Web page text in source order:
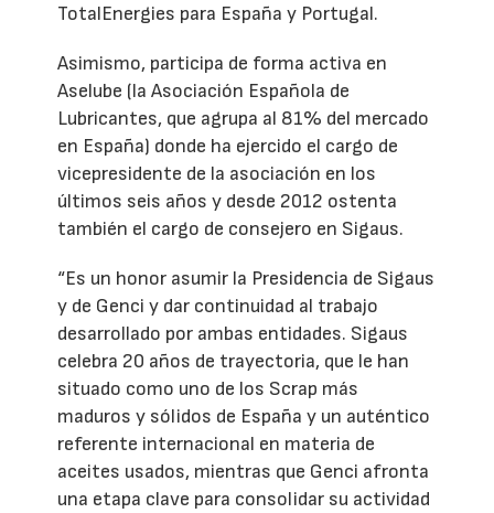
TotalEnergies para España y Portugal.
Asimismo, participa de forma activa en
Aselube (la Asociación Española de
Lubricantes, que agrupa al 81% del mercado
en España) donde ha ejercido el cargo de
vicepresidente de la asociación en los
últimos seis años y desde 2012 ostenta
también el cargo de consejero en Sigaus.
“Es un honor asumir la Presidencia de Sigaus
y de Genci y dar continuidad al trabajo
desarrollado por ambas entidades. Sigaus
celebra 20 años de trayectoria, que le han
situado como uno de los Scrap más
maduros y sólidos de España y un auténtico
referente internacional en materia de
aceites usados, mientras que Genci afronta
una etapa clave para consolidar su actividad